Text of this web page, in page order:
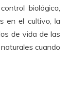
biológico,
en el cultivo, la
de vida de las
cuando